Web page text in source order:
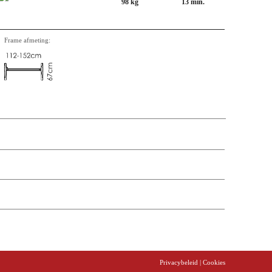
98 kg 13 min.
Frame afmeting:
Stock
Privacybeleid | Cookies